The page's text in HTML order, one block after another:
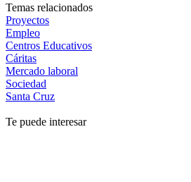
Temas relacionados
Proyectos
Empleo
Centros Educativos
Cáritas
Mercado laboral
Sociedad
Santa Cruz
Te puede interesar